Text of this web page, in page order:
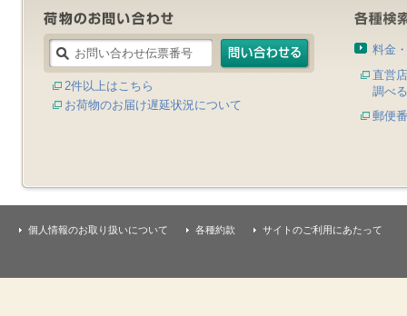
2件以上はこちら
お荷物のお届け遅延状況について
料金
直営
調べる
郵便
個人情報のお取り扱いについて 各種約款 サイトのご利用にあたって